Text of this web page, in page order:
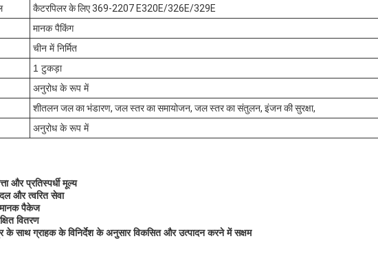
कैटरपिलर के लिए 369-2207 E320E/326E/329E
मानक पैकिंग
चीन में निर्मित
1 टुकड़ा
अनुरोध के रूप में
शीतलन जल का भंडारण, जल स्तर का समायोजन, जल स्तर का संतुलन, इंजन की सुरक्षा,
अनुरोध के रूप में
और प्रतिस्पर्धी मूल्य
और त्वरित सेवा
पैकेज
वितरण
के साथ ग्राहक के विनिर्देश के अनुसार विकसित और उत्पादन करने में सक्षम